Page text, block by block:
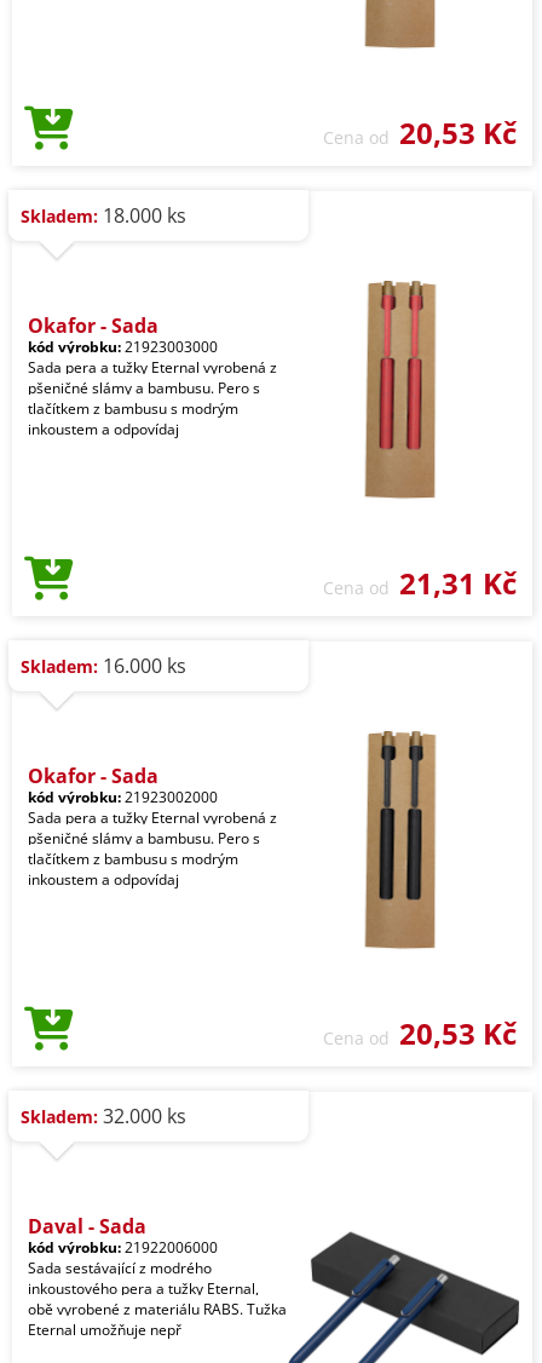
Cena od 20,53 Kč
Skladem: 18.000 ks
Okafor - Sada
kód výrobku:21923003000
Sada pera a tužky Eternal vyrobená z
pšeničné slámy a bambusu. Pero s
tlačítkem z bambusu s modrým
inkoustem a odpovídaj
Cena od 21,31 Kč
Skladem: 16.000 ks
Okafor - Sada
kód výrobku:21923002000
Sada pera a tužky Eternal vyrobená z
pšeničné slámy a bambusu. Pero s
tlačítkem z bambusu s modrým
inkoustem a odpovídaj
Cena od 20,53 Kč
Skladem: 32.000 ks
Dayal - Sada
kód výrobku:21922006000
Sada sestávající z modrého
inkoustového pera a tužky Eternal,
obě vyrobené z materiálu RABS. Tužka
Eternal umožňuje nepř